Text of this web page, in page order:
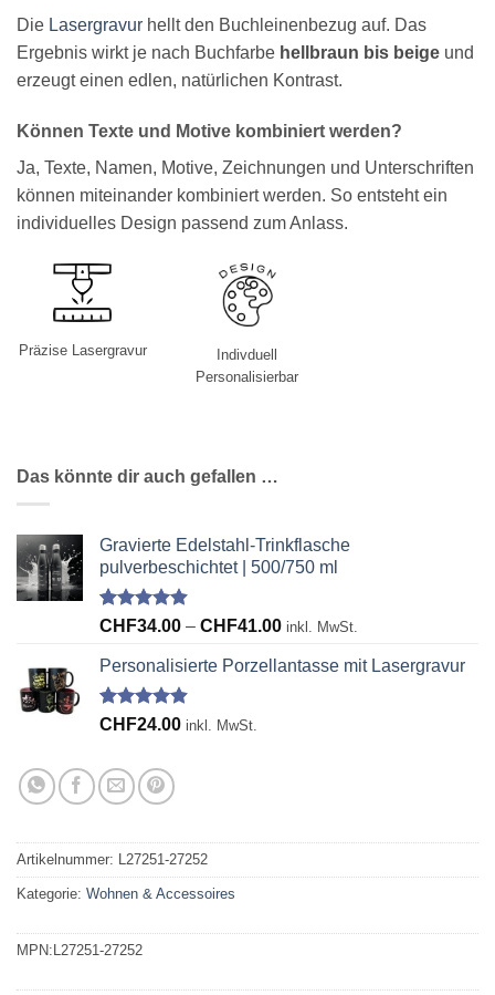
Die Lasergravur hellt den Buchleinenbezug auf. Das
Ergebnis wirkt je nach Buchfarbe hellbraun bis beige und
erzeugt einen edlen, natürlichen Kontrast.
Können Texte und Motive kombiniert werden?
Ja, Texte, Namen, Motive, Zeichnungen und Unterschriften
können miteinander kombiniert werden. So entsteht ein
individuelles Design passend zum Anlass.
Präzise Lasergravur
Indivduell
Personalisierbar
Das könnte dir auch gefallen …
Gravierte Edelstahl-Trinkflasche
pulverbeschichtet | 500/750 ml
Bewertet
von 5,
basierend
auf
299
CHF34.00 – CHF41.00Preisspanne:
bis
inkl. MwSt.
Personalisierte Porzellantasse mit Lasergravur
Bewertet
basierend
auf
31
Kundenbewertungen
CHF24.00 inkl. MwSt.
Artikelnummer: L27251-27252
Kategorie: Wohnen & Accessoires
MPN:L27251-27252